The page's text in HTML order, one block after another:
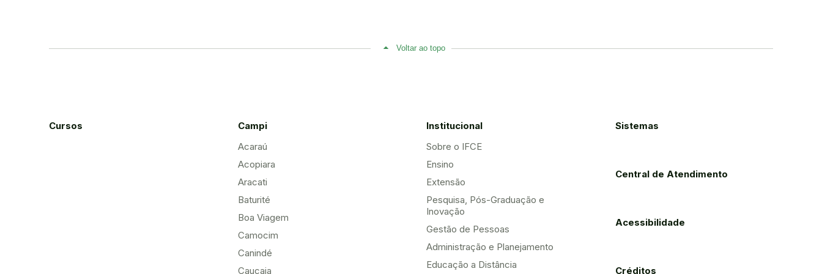
Voltar ao topo
Cursos
Campi
Acaraú
Acopiara
Aracati
Baturité
Boa Viagem
Camocim
Canindé
Caucaia
Institucional
Sobre o IFCE
Ensino
Extensão
Pesquisa, Pós-Graduação e
Inovação
Gestão de Pessoas
Administração e Planejamento
Educação a Distância
Sistemas
Central de Atendimento
Acessibilidade
Créditos